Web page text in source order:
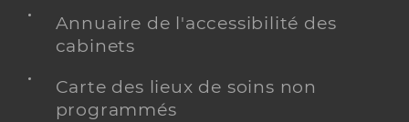
Annuaire de l'accessibilité des
cabinets
Carte des lieux de soins non
programmés